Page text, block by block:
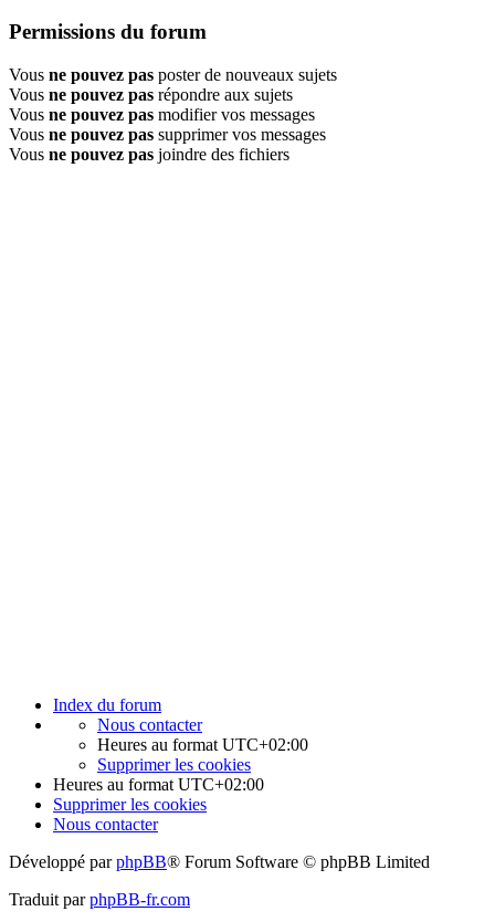
Permissions du forum
Vous ne pouvez pas poster de nouveaux sujets
Vous ne pouvez pas répondre aux sujets
Vous ne pouvez pas modifier vos messages
Vous ne pouvez pas supprimer vos messages
Vous ne pouvez pas joindre des fichiers
Index du forum
Nous contacter
Heures au format UTC+02:00
Supprimer les cookies
Heures au format UTC+02:00
Supprimer les cookies
Nous contacter
Développé parphpBB® Forum Software © phpBB Limited
Traduit parphpBB-fr.com